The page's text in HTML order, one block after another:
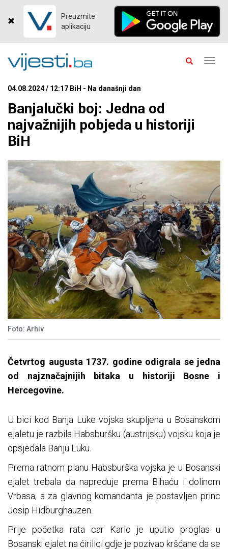
Preuzmite
aplikaciju
04.08.2024 / 12:17 BiH - Na današnji dan
Banjalučki boj: Jedna od
najvažnijih pobjeda u historiji
BiH
Foto: Arhiv
Četvrtog augusta 1737. godine odigrala se jedna
od najznačajnijih bitaka u historiji Bosne i
Hercegovine.
U bici kod Banja Luke vojska skupljena u Bosanskom
ejaletu je razbila Habsburšku (austrijsku) vojsku koja je
opsjedala Banju Luku.
Prema ratnom planu Habsburška vojska je u Bosanski
ejalet trebala da napreduje prema Bihaću i dolinom
Vrbasa, a za glavnog komandanta je postavljen princ
Josip Hidburghauzen.
Prije početka rata car Karlo je uputio proglas u
Bosanski ejalet na ćirilici gdje je pozivao kršćane da se